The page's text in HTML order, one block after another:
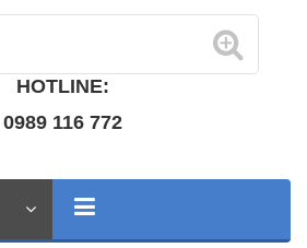
HOTLINE:
0989 116 772